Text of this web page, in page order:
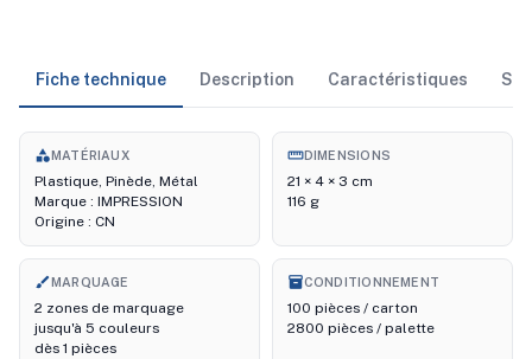
Fiche technique Description Caractéristiques
categoryMATÉRIAUX
Plastique, Pinède, Métal
Marque : IMPRESSION
Origine : CN
straightenDIMENSIONS
21 × 4 × 3 cm
116 g
brushMARQUAGE
2 zones de marquage
jusqu'à 5 couleurs
dès 1 pièces
inventory_2
CONDITIONNEMENT
100 pièces / carton
2800 pièces / palette